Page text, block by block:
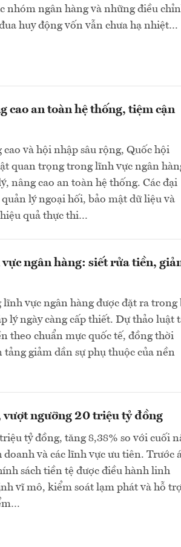
nhóm ngân hàng và những điều
huy động vốn vẫn chưa hạ nhiệt…
cao an toàn hệ thống, tiệm cận
và hội nhập sâu rộng, Quốc hội
quan trọng trong lĩnh vực ngân
nâng cao an toàn hệ thống. Các đại
lý ngoại hối, bảo mật dữ liệu và
quả thực thi…
ngân hàng: siết rửa tiền,
vực ngân hàng được đặt ra trong
lý ngày càng cấp thiết. Dự thảo luật
theo chuẩn mực quốc tế, đồng thời
giảm dần sự phụ thuộc của nền
ngưỡng 20 triệu tỷ đồng
tỷ đồng, tăng 8,38% so với cuối
và các lĩnh vực ưu tiên. Trước
sách tiền tệ được điều hành linh
vĩ mô, kiểm soát lạm phát và hỗ trợ